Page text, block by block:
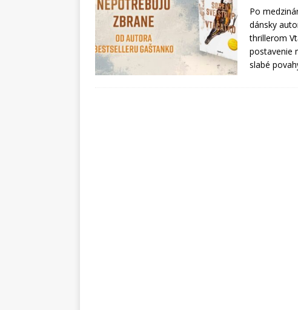
Po
dánsky
thrillerom
postavenie
slabé